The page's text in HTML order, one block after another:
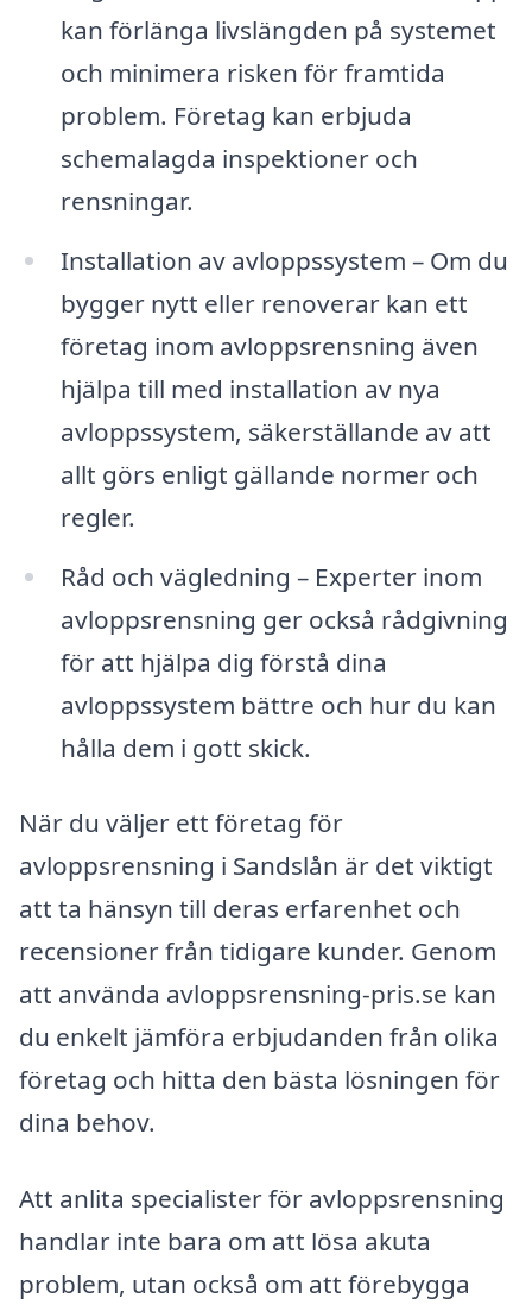
kan förlänga livslängden på systemet
och minimera risken för framtida
problem. Företag kan erbjuda
schemalagda inspektioner och
rensningar.
Installation av avloppssystem – Om du
bygger nytt eller renoverar kan ett
företag inom avloppsrensning även
hjälpa till med installation av nya
avloppssystem, säkerställande av att
allt görs enligt gällande normer och
regler.
Råd och vägledning – Experter inom
avloppsrensning ger också rådgivning
för att hjälpa dig förstå dina
avloppssystem bättre och hur du kan
hålla dem i gott skick.
När du väljer ett företag för
avloppsrensning i Sandslån är det viktigt
att ta hänsyn till deras erfarenhet och
recensioner från tidigare kunder. Genom
att använda avloppsrensning-pris.se kan
du enkelt jämföra erbjudanden från olika
företag och hitta den bästa lösningen för
dina behov.
Att anlita specialister för avloppsrensning
handlar inte bara om att lösa akuta
problem, utan också om att förebygga